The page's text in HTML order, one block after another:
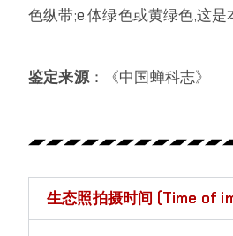
色纵带;e.体绿色或黄绿色,这
鉴定来源：《中国蝉科志》
生态照拍摄时间 (Time of